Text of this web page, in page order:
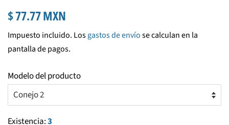
Precio
$ 77.77 MXN
venta
Impuesto incluido. Losgastos de envíose calculan en la
pantalla de pagos.
Modelo del producto
Existencia:3